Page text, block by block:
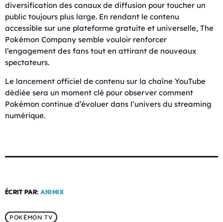
diversification des canaux de diffusion pour toucher un
public toujours plus large. En rendant le contenu
accessible sur une plateforme gratuite et universelle, The
Pokémon Company semble vouloir renforcer
l’engagement des fans tout en attirant de nouveaux
spectateurs.
Le lancement officiel de contenu sur la chaîne YouTube
dédiée sera un moment clé pour observer comment
Pokémon continue d’évoluer dans l’univers du streaming
numérique.
ÉCRIT PAR: ANIMIX
POKÉMON TV